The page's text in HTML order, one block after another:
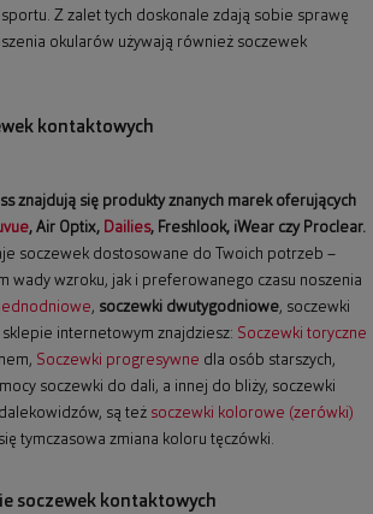
Z zalet tych doskonale zdają sobie sprawę
okularów używają również soczewek
kontaktowych
znajdują się produkty znanych marek oferujących
, Air Optix, Dailies, Freshlook, iWear czy Proclear.
soczewek dostosowane do Twoich potrzeb –
wady wzroku, jak i preferowanego czasu noszenia
, soczewki dwutygodniowe, soczewki
sklepie internetowym znajdziesz: Soczewki toryczne
Soczewki progresywne dla osób starszych,
soczewki do dali, a innej do bliży, soczewki
są też soczewki kolorowe (zerówki)
tymczasowa zmiana koloru tęczówki.
soczewek kontaktowych